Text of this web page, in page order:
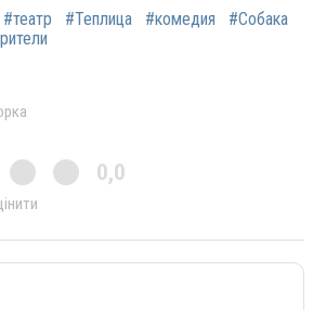
#театр #Теплица #комедия
#Собака
0,0